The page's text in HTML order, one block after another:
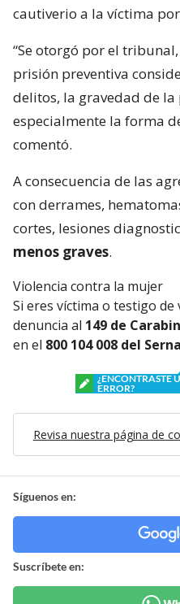
cautiverio a la víctima
“Se otorgó por el
prisión preventiva
delitos, la gravedad de
especialmente la forma
comentó.
A consecuencia de las
con derrames,
cortes, lesiones
menos graves.
Violencia contra la mujer
Si eres víctima o testigo
denuncia al 149 de
en el 800 104 008 del
¿ENCONTRASTE
ERROR?
Revisa nuestra página de
Síguenos en:
Suscríbete en: